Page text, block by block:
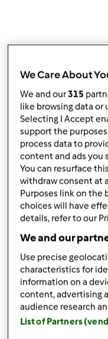
Accedio
lully
Ven, 01/22/2016 - 10:05
Rosella90 wrote:
Sono sconcertata dal
siete sicure che
ad un membro in
pensiero..
cricca è un insieme di
almeno qui da me, poi
cmq anche fosse è
We Care About
We and our315
like browsing data
Selecting I Accept
support the
process data to
content and ads you
You can resurface
withdraw consent at
Purposes link on the
choices will have
details, refer to our
We and our
Use precise
characteristics for
information on a
content, advertising
audience research
List of Partners